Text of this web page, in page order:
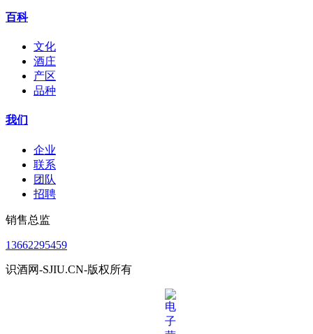
百科
文化
酒庄
产区
品种
我们
企业
联系
团队
招聘
销售总监
13662295459
识酒网-SJIU.CN-版权所有